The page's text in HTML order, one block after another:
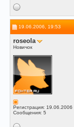
19.06.2006, 19:53
roseola
Новичок
Регистрация: 19.06.2006
Сообщения: 5